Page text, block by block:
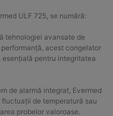
ULF 725, se numără:
tehnologiei avansate de
acest congelator
pentru integritatea
de alarmă integrat, Evermed
de temperatură sau
probelor valoroase.